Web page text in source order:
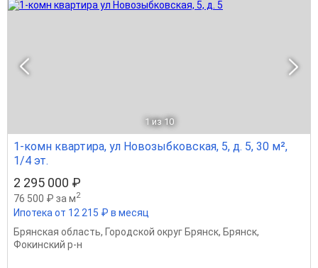
1 из 10
1-комн квартира, ул Новозыбковская, 5, д. 5, 30 м²,
1/4 эт.
2 295 000 ₽
76 500 ₽ за м2
Ипотека от 12 215 ₽ в месяц
Брянская область, Городской округ Брянск, Брянск,
Фокинский р-н